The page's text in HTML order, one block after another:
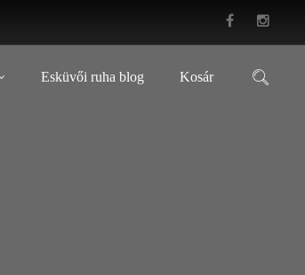
Esküvői ruha blog Kosár